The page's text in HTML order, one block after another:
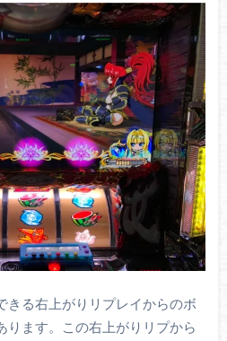
きる右上がりリプレイからのボ
ります。この右上がりリプから